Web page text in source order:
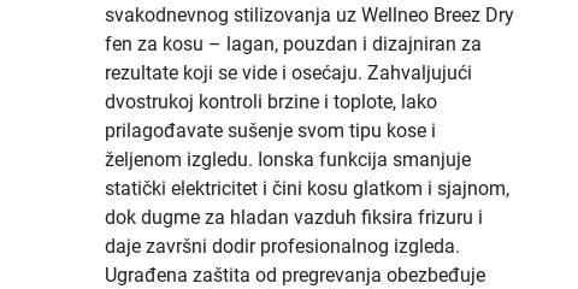
svakodnevnog stilizovanja uz Wellneo Breez Dry
fen za kosu – lagan, pouzdan i dizajniran za
rezultate koji se vide i osećaju. Zahvaljujući
dvostrukoj kontroli brzine i toplote, lako
prilagođavate sušenje svom tipu kose i
željenom izgledu. Ionska funkcija smanjuje
statički elektricitet i čini kosu glatkom i sjajnom,
dok dugme za hladan vazduh fiksira frizuru i
daje završni dodir profesionalnog izgleda.
Ugrađena zaštita od pregrevanja obezbeđuje